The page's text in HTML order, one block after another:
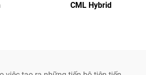
CML Hybrid